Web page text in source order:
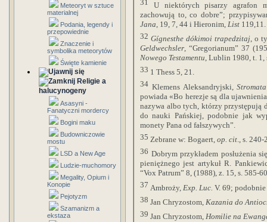
Meteoryt w sztuce
materialnej
Podania, legendy i
przepowiednie
Znaczenie i
symbolika meteorytów
Święte kamienie
Religie a
halucynogeny
Asasyni -
Fanatyczni mordercy
Bogini maku
Budowniczowie
mostu
LSD a New Age
Ludzie-muchomory
Megality, Opium i
Konopie
Pejotyzm
Szamanizm a
ekstaza
31 U niektórych pisarzy agrafon
zachowują to, co dobre”;
Jana , 19, 7, 44 i Hieronim, List 119,11.
32 Gígnesthe dókimoi trapedzitaj , o
Geldwechsler , “Gregorianum” 37
Nowego Testamentu , Lublin 1980, t. 1,
33 1 Thess 5, 21.
34 Klemens Aleksandryjski,
powiada «Bo herezje są dla
nazywa albo tych, którzy przystępują
do nauki Pańskiej, podobnie jak
monety Pana od fałszywych”.
35 Zebrane w: Bogaert, op. cit ., s.
36 Dobrym przykładem posłużenia
pieniężnego jest artykuł R.
“Vox Patrum” 8, (1988), z. 15, s. 585-
37 Ambroży, Exp. Luc. V. 69;
38 Jan Chryzostom, Kazania do
39 Jan Chryzostom, Homilie na